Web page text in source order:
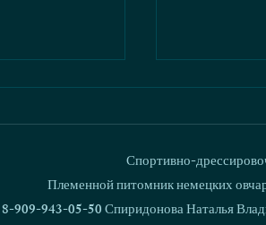
Спортивно-
Племенной питомник немецких
8-909-943-05-50 Спиридонова Наталья